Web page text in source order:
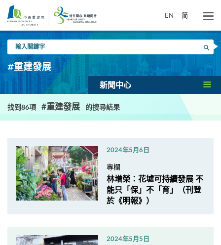
要
EN 简
入
關
鍵
搜尋
#重建發展
新聞中心
找到86項 #重建發展 的搜尋結果
2024年5月6日
專欄
林增榮：花墟可持續發展 不
能只「保」不「育」（刊登
於《明報》）
2024年5月5日